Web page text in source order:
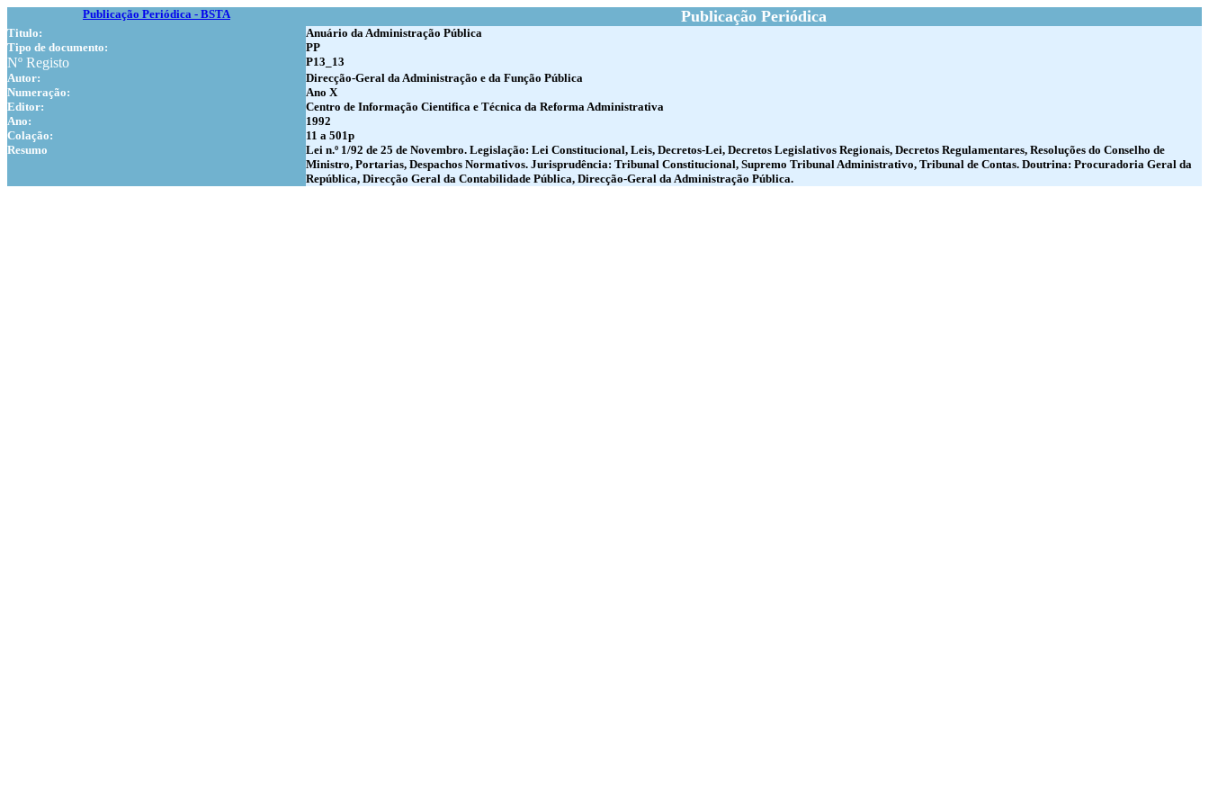
Publicação Periódica - BSTA Publicação Periódica
Titulo:
Anuário da Administração Pública
Tipo de documento:
PP
Nº Registo
P13_13
Autor:
Direcção-Geral da Administração e da Função Pública
Numeração:
Ano X
Editor:
Centro de Informação Cientifica e Técnica da Reforma Administrativa
Ano:
1992
Colação:
11 a 501p
Resumo
Lei n.º 1/92 de 25 de Novembro. Legislação: Lei Constitucional, Leis, Decretos-Lei, Decretos Legislativos Regionais, Decretos Regulamentares, Resoluções do Conselho de
Ministro, Portarias, Despachos Normativos. Jurisprudência: Tribunal Constitucional, Supremo Tribunal Administrativo, Tribunal de Contas. Doutrina: Procuradoria Geral da
República, Direcção Geral da Contabilidade Pública, Direcção-Geral da Administração Pública.